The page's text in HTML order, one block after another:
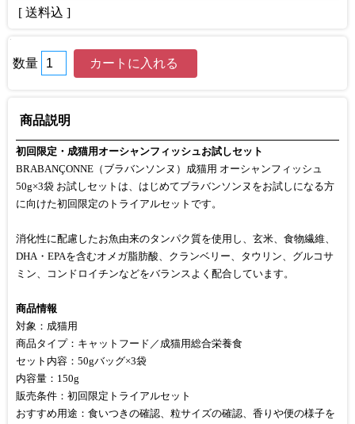
[ 送料込 ]
数量
商品説明
初回限定・成猫用オーシャンフィッシュお試しセット
BRABANÇONNE（ブラバンソンヌ）成猫用 オーシャンフィッシュ
50g×3袋 お試しセットは、はじめてブラバンソンヌをお試しになる方
に向けた初回限定のトライアルセットです。
消化性に配慮したお魚由来のタンパク質を使用し、玄米、食物繊維、
DHA・EPAを含むオメガ脂肪酸、クランベリー、タウリン、グルコサ
ミン、コンドロイチンなどをバランスよく配合しています。
商品情報
対象：成猫用
商品タイプ：キャットフード／成猫用総合栄養食
セット内容：50gバッグ×3袋
内容量：150g
販売条件：初回限定トライアルセット
おすすめ用途：食いつきの確認、粒サイズの確認、香りや便の様子を